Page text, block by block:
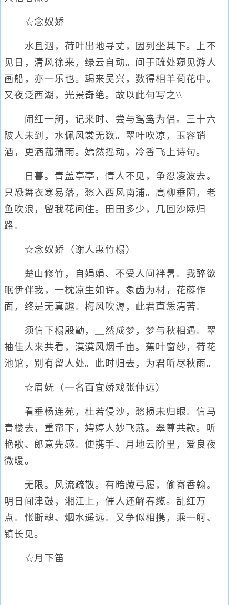
☆念奴娇
水且涸，荷叶出地寻丈，因列坐其下。上不
见日，清风徐来，绿云自动。间于疏处窥见游人
画船，亦一乐也。朅来吴兴，数得相羊荷花中。
又夜泛西湖，光景奇绝。故以此句写之\\
闹红一舸，记来时、尝与鸳鸯为侣。三十六
陂人未到，水佩风裳无数。翠叶吹凉，玉容销
酒，更洒菰蒲雨。嫣然摇动，冷香飞上诗句。
日暮。青盖亭亭，情人不见，争忍凌波去。
只恐舞衣寒易落，愁入西风南浦。高柳垂阴，老
鱼吹浪，留我花间住。田田多少，几回沙际归
路。
☆念奴娇（谢人惠竹榻）
楚山修竹，自娟娟、不受人间袢暑。我醉欲
眠伊伴我，一枕凉生如许。象齿为材，花藤作
面，终是无真趣。梅风吹溽，此君直恁清苦。
须信下榻殷勤，＿然成梦，梦与秋相遇。翠
袖佳人来共看，漠漠风烟千亩。蕉叶窗纱，荷花
池馆，别有留人处。此时归去，为君听尽秋雨。
☆眉妩（一名百宜娇戏张仲远）
看垂杨连苑，杜若侵沙，愁损未归眼。信马
青楼去，重帘下，娉婷人妙飞燕。翠尊共款。听
艳歌、郎意先感。便携手、月地云阶里，爱良夜
微暖。
无限。风流疏散。有暗藏弓履，偷寄香翰。
明日闻津鼓，湘江上，催人还解春缆。乱红万
点。怅断魂、烟水遥远。又争似相携，乘一舸、
镇长见。
☆月下笛